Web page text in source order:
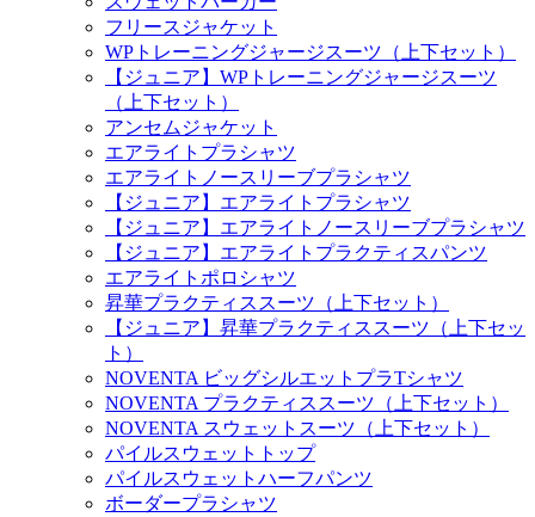
フリースジャケット
WPトレーニングジャージスーツ（上下セット）
【ジュニア】WPトレーニングジャージスーツ
（上下セット）
アンセムジャケット
エアライトプラシャツ
エアライトノースリーブプラシャツ
【ジュニア】エアライトプラシャツ
【ジュニア】エアライトノースリーブプラシャツ
【ジュニア】エアライトプラクティスパンツ
エアライトポロシャツ
昇華プラクティススーツ（上下セット）
【ジュニア】昇華プラクティススーツ（上下セッ
ト）
NOVENTA ビッグシルエットプラTシャツ
NOVENTA プラクティススーツ（上下セット）
NOVENTA スウェットスーツ（上下セット）
パイルスウェットトップ
パイルスウェットハーフパンツ
ボーダープラシャツ